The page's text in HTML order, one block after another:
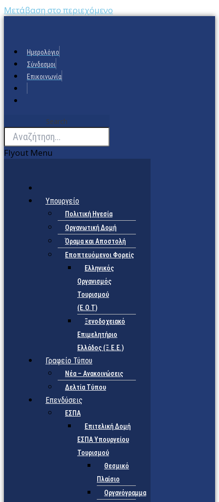
Μετάβαση στο περιεχόμενο
Ημερολόγιο
Σύνδεσμοι
Επικοινωνία
Search
Flyout Menu
Υπουργείο
Πολιτική Ηγεσία
Οργανωτική Δομή
Όραμα και Αποστολή
Εποπτευόμενοι Φορείς
Eλληνικός
Οργανισμός
Τουρισμού
(Ε.Ο.Τ)
Ξενοδοχειακό
Επιμελητήριο
Ελλάδος (Ξ.Ε.Ε.)
Γραφείο Τύπου
Νέα – Ανακοινώσεις
Δελτία Τύπου
Επενδύσεις
ΕΣΠΑ
Επιτελική Δομή
ΕΣΠΑ Υπουργείου
Τουρισμού
Θεσμικό
Πλαίσιο
Οργανόγραμμα